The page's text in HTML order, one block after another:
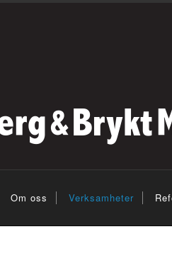
Om oss Verksamheter